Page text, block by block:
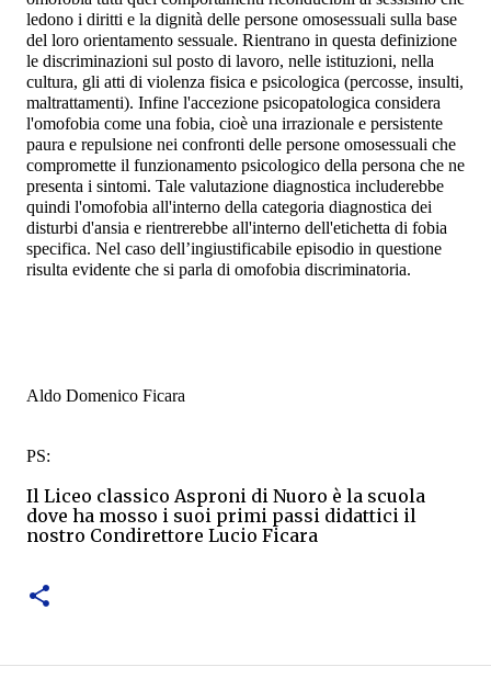
ledono i diritti e la dignità delle persone omosessuali sulla base
del loro orientamento sessuale. Rientrano in questa definizione
le discriminazioni sul posto di lavoro, nelle istituzioni, nella
cultura, gli atti di violenza fisica e psicologica (percosse, insulti,
maltrattamenti). Infine l'accezione psicopatologica considera
l'omofobia come una fobia, cioè una irrazionale e persistente
paura e repulsione nei confronti delle persone omosessuali che
compromette il funzionamento psicologico della persona che ne
presenta i sintomi. Tale valutazione diagnostica includerebbe
quindi l'omofobia all'interno della categoria diagnostica dei
disturbi d'ansia e rientrerebbe all'interno dell'etichetta di fobia
specifica. Nel caso dell’ingiustificabile episodio in questione
risulta evidente che si parla di omofobia discriminatoria.
Aldo Domenico Ficara
PS:
Il Liceo classico Asproni di Nuoro è la scuola
dove ha mosso i suoi primi passi didattici il
nostro Condirettore Lucio Ficara